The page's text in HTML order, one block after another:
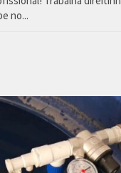
no...